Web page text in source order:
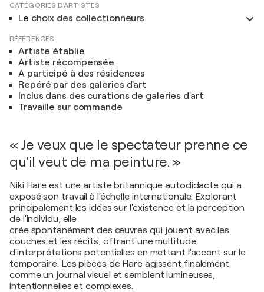
CATÉGORIES D'ARTISTES
Le choix des collectionneurs
RÉFÉRENCES
Artiste établie
Artiste récompensée
A participé à des résidences
Repéré par des galeries d'art
Inclus dans des curations de galeries d'art
Travaille sur commande
« Je veux que le spectateur prenne ce
qu'il veut de ma peinture. »
Niki Hare est une artiste britannique autodidacte qui a
exposé son travail à l'échelle internationale. Explorant
principalement les idées sur l'existence et la perception
de l'individu, elle
crée spontanément des œuvres qui jouent avec les
couches et les récits, offrant une multitude
d'interprétations potentielles en mettant l'accent sur le
temporaire. Les pièces de Hare agissent finalement
comme un journal visuel et semblent lumineuses,
intentionnelles et complexes.